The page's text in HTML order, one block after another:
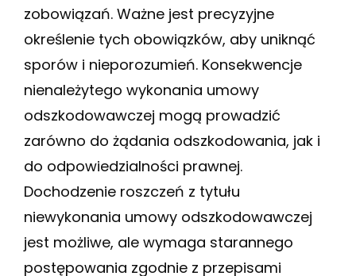
zobowiązań. Ważne jest precyzyjne
określenie tych obowiązków, aby uniknąć
sporów i nieporozumień. Konsekwencje
nienależytego wykonania umowy
odszkodowawczej mogą prowadzić
zarówno do żądania odszkodowania, jak i
do odpowiedzialności prawnej.
Dochodzenie roszczeń z tytułu
niewykonania umowy odszkodowawczej
jest możliwe, ale wymaga starannego
postępowania zgodnie z przepisami